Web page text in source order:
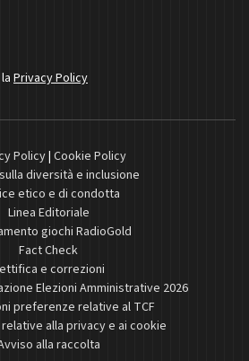
Privacy Policy
Policy| Cookie Policy
diversità e inclusione
etico e di condotta
Linea Editoriale
giochi RadioGold
Fact Check
e correzioni
Elezioni Amministrative 2026
preferenze relative al TCF
alla privacy e ai cookie
alla raccolta